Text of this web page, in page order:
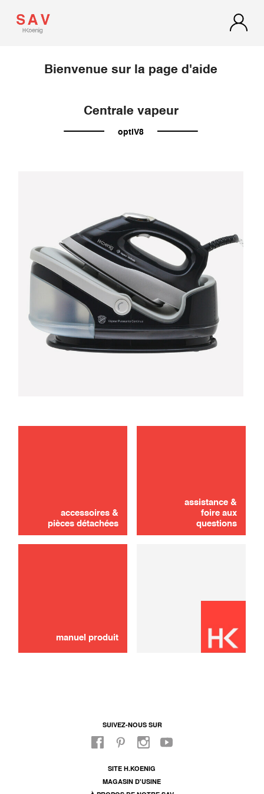
Bienvenue sur la page d'aide
Centrale vapeur
optiV8
accessoires &
pièces détachées
assistance &
foire aux
questions
manuel produit
utilisation
SUIVEZ-NOUS SUR
SITE H.KOENIG
MAGASIN D'USINE